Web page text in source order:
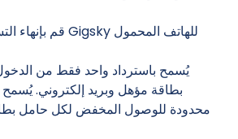
يُسمح باسترداد واحد فقط من
بطاقة مؤهل وبريد إلكتروني. يُسمح
محدودة للوصول المخفض لكل حامل